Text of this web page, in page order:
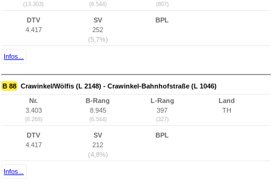
(13.303) (6.544) (807)
DTV
4.417
SV
252
(5,7%)
BPL
Infos...
B 88 Crawinkel/Wölfis (L 2148) - Crawinkel-Bahnhofstraße (L 1046)
Nr.
3.403
(8.268)
B-Rang
8.945
(6.544)
L-Rang
397
(327)
Land
TH
DTV
4.417
SV
212
(4,8%)
BPL
Infos...